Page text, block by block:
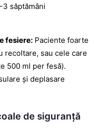
săptămâni
fesiere:Paciente foarte
recoltare, sau cele care
500 ml per fesă).
și deplasare
de siguranță